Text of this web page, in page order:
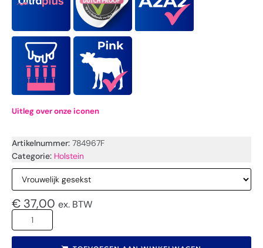
Uitleg over onze iconen
Artikelnummer: 784967F
Categorie: Holstein
€ 37,00 ex. BTW